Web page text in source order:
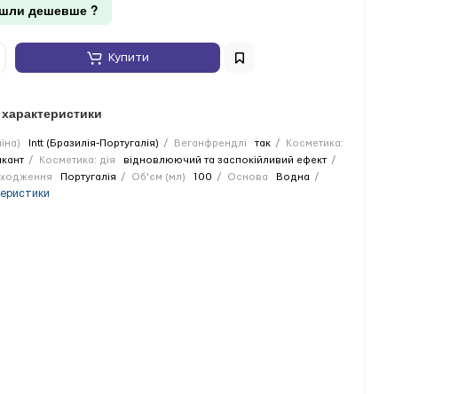
дешевше ?
Купити
Intt (Бразилія-Португалія) Веганфрендлі так
Косметика:
Косметика: дія
відновлюючий та заспокійливий ефект
Португалія Об'єм (мл) 100 Основа Водна